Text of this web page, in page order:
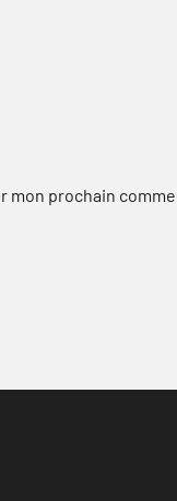
mon prochain